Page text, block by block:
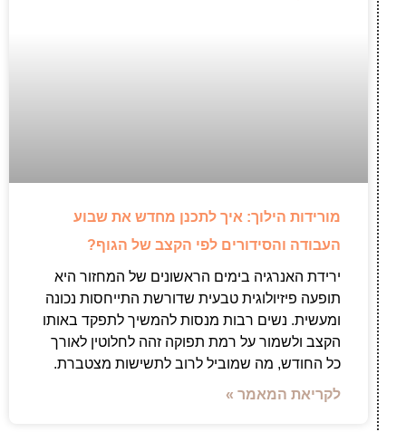
מורידות הילוך: איך לתכנן מחדש את שבוע
העבודה והסידורים לפי הקצב של הגוף?
ירידת האנרגיה בימים הראשונים של המחזור היא
תופעה פיזיולוגית טבעית שדורשת התייחסות נכונה
ומעשית. נשים רבות מנסות להמשיך לתפקד באותו
הקצב ולשמור על רמת תפוקה זהה לחלוטין לאורך
כל החודש, מה שמוביל לרוב לתשישות מצטברת.
לקריאת המאמר »